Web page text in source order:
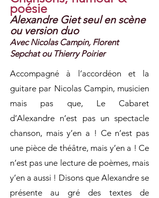
poésie
Alexandre Giet seul en scène
ou version duo
Avec Nicolas Campin, Florent
Sepchat ou Thierry Poirier
Accompagné à l’accordéon et la
guitare par Nicolas Campin, musicien
mais pas que, Le Cabaret
d’Alexandre n’est pas un spectacle
chanson, mais y’en a ! Ce n’est pas
une pièce de théâtre, mais y’en a ! Ce
n’est pas une lecture de poèmes, mais
y’en a aussi ! Disons que Alexandre se
présente au gré des textes de